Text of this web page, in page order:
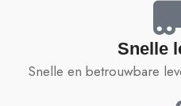
Snelle
Snelle en betrouwbare